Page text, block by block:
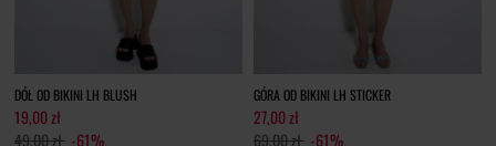
DÓŁ OD BIKINI LH BLUSH
19,00 zł
49,00 zł -61%
GÓRA OD BIKINI LH STICKER
27,00 zł
69,00 zł -61%